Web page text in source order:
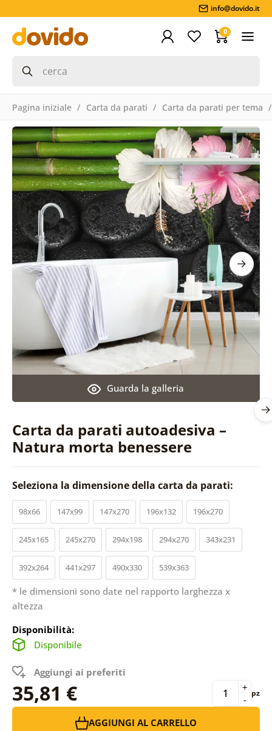
info@dovido.it
0
Pagina iniziale Carta da parati Carta da parati per tema
Carta da parati autoadesiva –
Natura morta benessere
Guarda la galleria
Seleziona la dimensione della carta da parati:
98x66 147x99 147x270 196x132 196x270
245x165 245x270 294x198 294x270 343x231
392x264 441x297 490x330 539x363
* le dimensioni sono date nel rapporto larghezza x
altezza
Disponibilità:
Disponibile
Aggiungi ai preferiti
35,81 € -
+ pz
AGGIUNGI AL CARRELLO